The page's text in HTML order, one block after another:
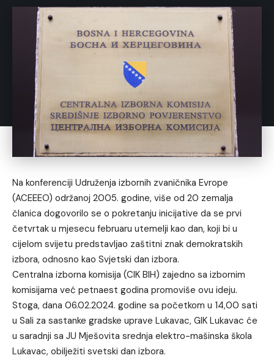
Na konferenciji Udruženja izbornih zvaničnika Evrope
(ACEEEO) održanoj 2005. godine, više od 20 zemalјa
članica dogovorilo se o pokretanju inicijative da se prvi
četvrtak u mjesecu februaru utemelјi kao dan, koji bi u
cijelom svijetu predstavlјao zaštitni znak demokratskih
izbora, odnosno kao Svjetski dan izbora.
Centralna izborna komisija (CIK BIH) zajedno sa izbornim
komisijama već petnaest godina promoviše ovu ideju.
Stoga, dana 06.02.2024. godine sa početkom u 14,00 sati
u Sali za sastanke gradske uprave Lukavac, GIK Lukavac će
u saradnji sa JU Mješovita srednja elektro-mašinska škola
Lukavac, obilježiti svetski dan izbora.